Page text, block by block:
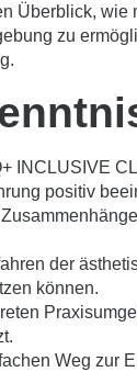
Überblick,
zu
INCLUSIVE
positiv
der
können.
Weg zur